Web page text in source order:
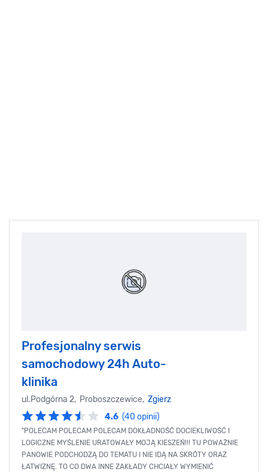
Profesjonalny serwis
samochodowy 24h Auto-
klinika
ul.Podgórna 2, Proboszczewice, Zgierz
4.6 (40 opinii)
"POLECAM POLECAM POLECAM DOKŁADNOŚĆ DOCIEKLIWOŚĆ I
LOGICZNE MYŚLENIE URATOWAŁY MOJĄ KIESZEŃ!!! TU POWAŻNIE
PANOWIE PODCHODZĄ DO TEMATU I NIE IDĄ NA SKRÓTY ORAZ
ŁATWIZNĘ. TO CO DWA INNE ZAKŁADY CHCIAŁY WYMIENIĆ